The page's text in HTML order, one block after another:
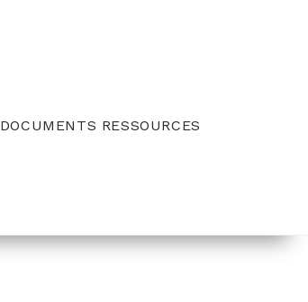
DOCUMENTS RESSOURCES